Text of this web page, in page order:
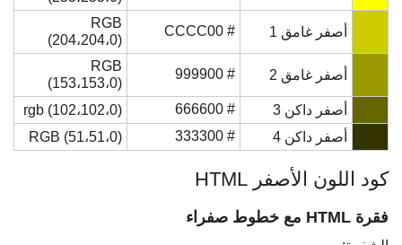
أصفر غامق 1 # CCCC00
RGB
(204،204،0)
أصفر غامق 2 # 999900
RGB
(153،153،0)
أصفر داكن 3
# 666600
rgb (102،102،0)
أصفر داكن 4
# 333300 RGB (51،51،0)
كود اللون الأصفر HTML
فقرة HTML مع خطوط صفراء